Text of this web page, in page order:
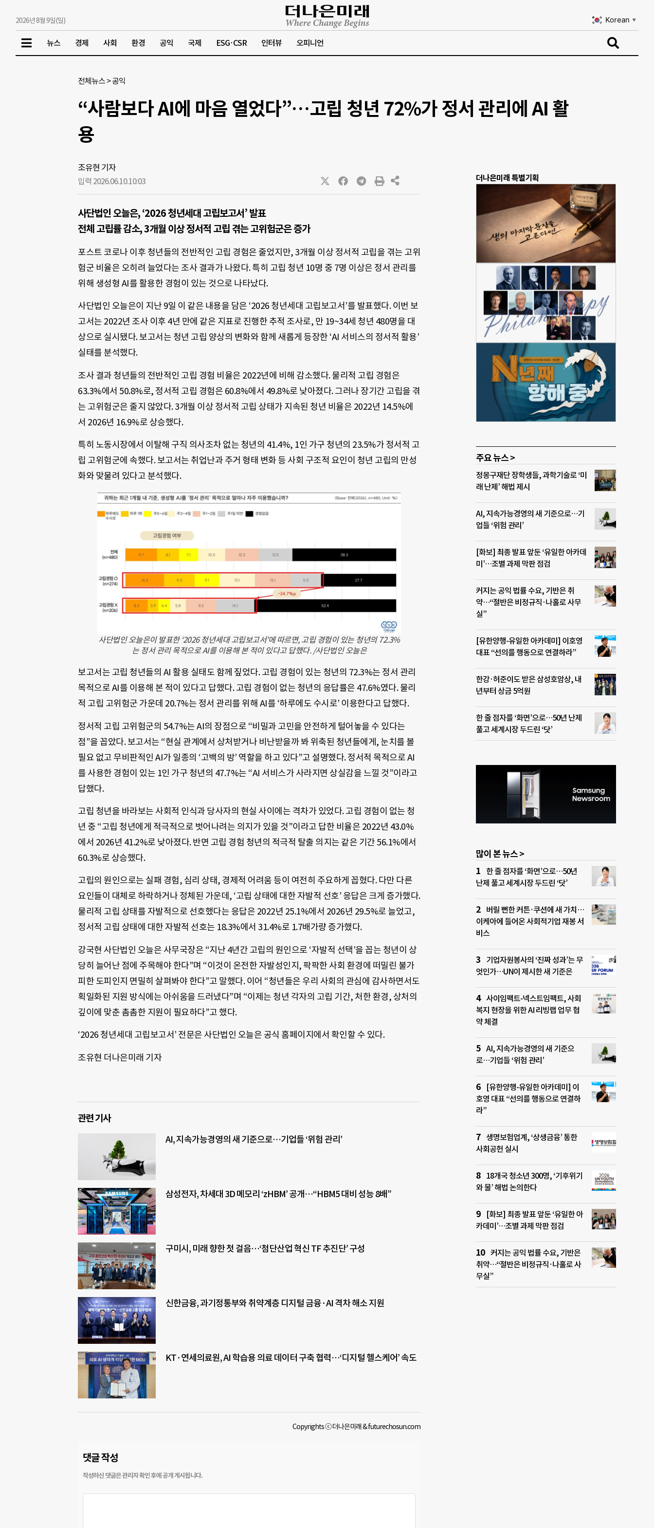
2026년 8월 9일(일) Korean ▼
뉴스 경제 사회 환경 공익 국제 ESG·CSR 인터뷰 오피니언
전체뉴스 >공익
“사람보다 AI에 마음 열었다”…고립 청년 72%가 정서 관리에 AI 활
용
조유현 기자
입력 2026.06.10.10:03
사단법인 오늘은, ‘2026 청년세대 고립보고서’ 발표
전체 고립률 감소, 3개월 이상 정서적 고립 겪는 고위험군은 증가
포스트 코로나 이후 청년들의 전반적인 고립 경험은 줄었지만, 3개월 이상 정서적 고립을 겪는 고위
험군 비율은 오히려 늘었다는 조사 결과가 나왔다. 특히 고립 청년 10명 중 7명 이상은 정서 관리를
위해 생성형 AI를 활용한 경험이 있는 것으로 나타났다.
사단법인 오늘은이 지난 9일 이 같은 내용을 담은 ‘2026 청년세대 고립보고서’를 발표했다. 이번 보
고서는 2022년 조사 이후 4년 만에 같은 지표로 진행한 추적 조사로, 만 19~34세 청년 480명을 대
상으로 실시됐다. 보고서는 청년 고립 양상의 변화와 함께 새롭게 등장한 ‘AI 서비스의 정서적 활용’
실태를 분석했다.
조사 결과 청년들의 전반적인 고립 경험 비율은 2022년에 비해 감소했다. 물리적 고립 경험은
63.3%에서 50.8%로, 정서적 고립 경험은 60.8%에서 49.8%로 낮아졌다. 그러나 장기간 고립을 겪
는 고위험군은 줄지 않았다. 3개월 이상 정서적 고립 상태가 지속된 청년 비율은 2022년 14.5%에
서 2026년 16.9%로 상승했다.
특히 노동시장에서 이탈해 구직 의사조차 없는 청년의 41.4%, 1인 가구 청년의 23.5%가 정서적 고
립 고위험군에 속했다. 보고서는 취업난과 주거 형태 변화 등 사회 구조적 요인이 청년 고립의 만성
화와 맞물려 있다고 분석했다.
사단법인 오늘은이 발표한 ‘2026 청년세대 고립보고서’에 따르면, 고립 경험이 있는 청년의 72.3%
는 정서 관리 목적으로 AI를 이용해 본 적이 있다고 답했다. /사단법인 오늘은
보고서는 고립 청년들의 AI 활용 실태도 함께 짚었다. 고립 경험이 있는 청년의 72.3%는 정서 관리
목적으로 AI를 이용해 본 적이 있다고 답했다. 고립 경험이 없는 청년의 응답률은 47.6%였다. 물리
적 고립 고위험군 가운데 20.7%는 정서 관리를 위해 AI를 ‘하루에도 수시로’ 이용한다고 답했다.
정서적 고립 고위험군의 54.7%는 AI의 장점으로 “비밀과 고민을 안전하게 털어놓을 수 있다는
점”을 꼽았다. 보고서는 “현실 관계에서 상처받거나 비난받을까 봐 위축된 청년들에게, 눈치를 볼
필요 없고 무비판적인 AI가 일종의 ‘고백의 방’ 역할을 하고 있다”고 설명했다. 정서적 목적으로 AI
를 사용한 경험이 있는 1인 가구 청년의 47.7%는 “AI 서비스가 사라지면 상실감을 느낄 것”이라고
답했다.
고립 청년을 바라보는 사회적 인식과 당사자의 현실 사이에는 격차가 있었다. 고립 경험이 없는 청
년 중 “고립 청년에게 적극적으로 벗어나려는 의지가 있을 것”이라고 답한 비율은 2022년 43.0%
에서 2026년 41.2%로 낮아졌다. 반면 고립 경험 청년의 적극적 탈출 의지는 같은 기간 56.1%에서
60.3%로 상승했다.
고립의 원인으로는 실패 경험, 심리 상태, 경제적 어려움 등이 여전히 주요하게 꼽혔다. 다만 다른
요인들이 대체로 하락하거나 정체된 가운데, ‘고립 상태에 대한 자발적 선호’ 응답은 크게 증가했다.
물리적 고립 상태를 자발적으로 선호했다는 응답은 2022년 25.1%에서 2026년 29.5%로 늘었고,
정서적 고립 상태에 대한 자발적 선호는 18.3%에서 31.4%로 1.7배가량 증가했다.
강국현 사단법인 오늘은 사무국장은 “지난 4년간 고립의 원인으로 ‘자발적 선택’을 꼽는 청년이 상
당히 늘어난 점에 주목해야 한다”며 “이것이 온전한 자발성인지, 팍팍한 사회 환경에 떠밀린 불가
피한 도피인지 면밀히 살펴봐야 한다”고 말했다. 이어 “청년들은 우리 사회의 관심에 감사하면서도
획일화된 지원 방식에는 아쉬움을 드러냈다”며 “이제는 청년 각자의 고립 기간, 처한 환경, 상처의
깊이에 맞춘 촘촘한 지원이 필요하다”고 했다.
‘2026 청년세대 고립보고서’ 전문은 사단법인 오늘은 공식 홈페이지에서 확인할 수 있다.
조유현 더나은미래 기자
관련 기사
AI, 지속가능경영의 새 기준으로…기업들 ‘위험 관리’
삼성전자, 차세대 3D 메모리 ‘zHBM’ 공개…“HBM5 대비 성능 8배”
구미시, 미래 향한 첫 걸음…‘첨단산업 혁신 TF 추진단’ 구성
신한금융, 과기정통부와 취약계층 디지털 금융·AI 격차 해소 지원
KT·연세의료원, AI 학습용 의료 데이터 구축 협력…‘디지털 헬스케어’ 속도
Copyrights ⓒ 더나은미래 & futurechosun.com
댓글 작성
더나은미래 특별기획
주요 뉴스 >
정몽구재단 장학생들, 과학기술로 ‘미
래 난제’ 해법 제시
AI, 지속가능경영의 새 기준으로…기
업들 ‘위험 관리’
[화보] 최종 발표 앞둔 ‘유일한 아카데
미’…조별 과제 막판 점검
커지는 공익 법률 수요, 기반은 취
약…“절반은 비정규직·나홀로 사무
실”
[유한양행-유일한 아카데미] 이호영
대표 “선의를 행동으로 연결하라”
한강·허준이도 받은 삼성호암상, 내
년부터 상금 5억원
한 줄 점자를 ‘화면’으로…50년 난제
풀고 세계시장 두드린 ‘닷’
많이 본 뉴스 >
한 줄 점자를 ‘화면’으로…50년
난제 풀고 세계시장 두드린 ‘닷’
버릴 뻔한 커튼·쿠션에 새 가치…
이케아에 들어온 사회적기업 재봉 서
비스
기업자원봉사의 ‘진짜 성과’는 무
엇인가…UN이 제시한 새 기준은
사이임팩트-넥스트임팩트, 사회
복지 현장을 위한 AI 리빙랩 업무 협
약 체결
AI, 지속가능경영의 새 기준으
로…기업들 ‘위험 관리’
[유한양행-유일한 아카데미] 이
호영 대표 “선의를 행동으로 연결하
라”
생명보험업계, ‘상생금융’ 통한
사회공헌 실시
18개국 청소년 300명, ‘기후위기
와 물’ 해법 논의한다
[화보] 최종 발표 앞둔 ‘유일한 아
카데미’…조별 과제 막판 점검
커지는 공익 법률 수요, 기반은
취약…“절반은 비정규직·나홀로 사
무실”